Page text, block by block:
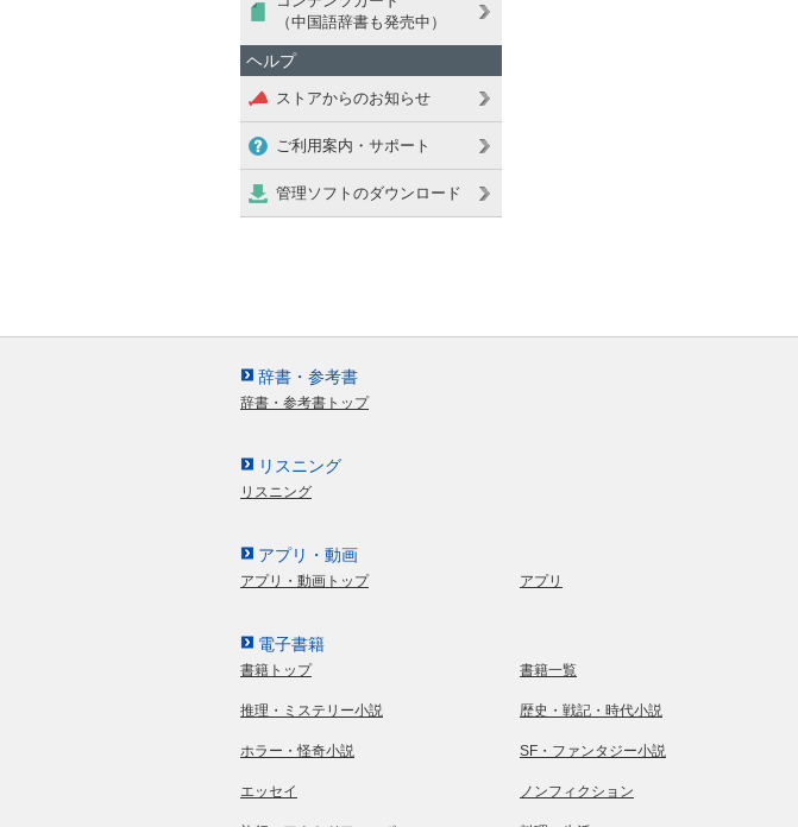
（中国語辞書も発売中）
ヘルプ
ストアからのお知らせ
ご利用案内・サポート
管理ソフトのダウンロード
辞書・参考書
辞書・参考書トップ
リスニング
リスニング
アプリ・動画
アプリ・動画トップ アプリ
電子書籍
書籍トップ 書籍一覧
推理・ミステリー小説 歴史・戦記・時代小説
ホラー・怪奇小説 SF・ファンタジー小説
エッセイ ノンフィクション